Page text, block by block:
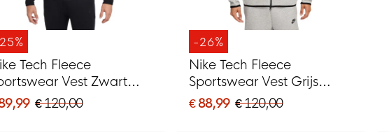
Tech Fleece
Vest Zwart
€ 120,00
-26%
Nike Tech Fleece
Sportswear Vest Grijs
Zwart
€ 88,99 € 120,00